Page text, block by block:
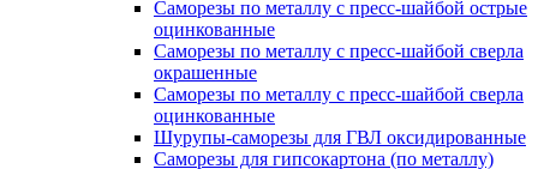
Саморезы по металлу с пресс-шайбой острые
оцинкованные
Саморезы по металлу с пресс-шайбой сверла
окрашенные
Саморезы по металлу с пресс-шайбой сверла
оцинкованные
Шурупы-саморезы для ГВЛ оксидированные
Саморезы для гипсокартона (по металлу)